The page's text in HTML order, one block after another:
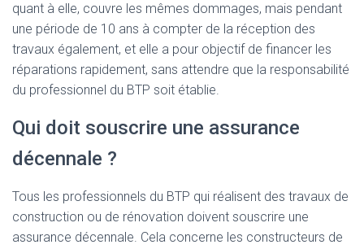
quant à elle, couvre les mêmes dommages, mais pendant
une période de 10 ans à compter de la réception des
travaux également, et elle a pour objectif de financer les
réparations rapidement, sans attendre que la responsabilité
du professionnel du BTP soit établie.
Qui doit souscrire une assurance
décennale ?
Tous les professionnels du BTP qui réalisent des travaux de
construction ou de rénovation doivent souscrire une
assurance décennale. Cela concerne les constructeurs de